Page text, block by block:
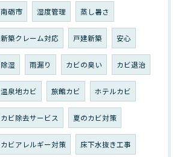
南砺市 湿度管理 蒸し暑さ
新築クレーム対応 戸建新築 安心
除湿 雨漏り カビの臭い カビ退治
温泉地カビ 旅館カビ ホテルカビ
カビ除去サービス 夏のカビ対策
カビアレルギー対策 床下水抜き工事